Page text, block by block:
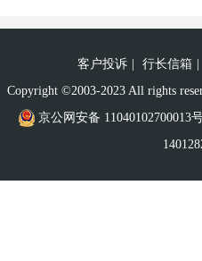
客户投诉 行长信箱
Copyright ©2003-2023 All rights
京公网安备 11040102700013